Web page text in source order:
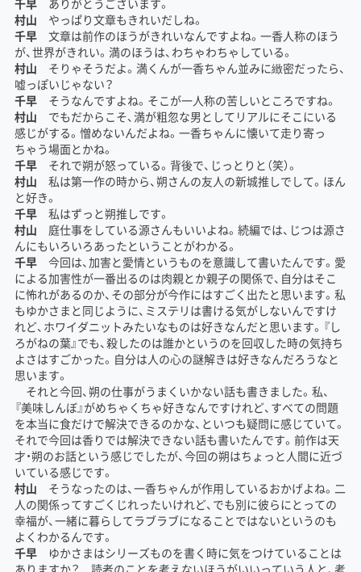
千早ありがとうございます。
村山 やっぱり文章もきれいだしね。
千早文章は前作のほうがきれいなんですよね。一香人称のほう
が、世界がきれい。満のほうは、わちゃわちゃしている。
村山 そりゃそうだよ。満くんが一香ちゃん並みに緻密だったら、
嘘っぽいじゃない？
千早そうなんですよね。そこが一人称の苦しいところですね。
村山 でもだからこそ、満が粗忽な男としてリアルにそこにいる
感じがする。憎めないんだよね。一香ちゃんに懐いて走り寄っ
ちゃう場面とかね。
千早それで朔が怒っている。背後で、じっとりと（笑）。
村山 私は第一作の時から、朔さんの友人の新城推しでして。ほん
と好き。
千早私はずっと朔推しです。
村山 庭仕事をしている源さんもいいよね。続編では、じつは源さ
んにもいろいろあったということがわかる。
千早今回は、加害と愛情というものを意識して書いたんです。愛
による加害性が一番出るのは肉親とか親子の関係で、自分はそこ
に怖れがあるのか、その部分が今作にはすごく出たと思います。私
もゆかさまと同じように、ミステリは書ける気がしないんですけ
れど、ホワイダニットみたいなものは好きなんだと思います。『し
ろがねの葉』でも、殺したのは誰かというのを回収した時の気持ち
よさはすごかった。自分は人の心の謎解きは好きなんだろうなと
思います。
それと今回、朔の仕事がうまくいかない話も書きました。私、
『美味しんぼ』がめちゃくちゃ好きなんですけれど、すべての問題
を本当に食だけで解決できるのかな、といつも疑問に感じていて。
それで今回は香りでは解決できない話も書いたんです。前作は天
才・朔のお話という感じでしたが、今回の朔はちょっと人間に近づ
いている感じです。
村山 そうなったのは、一香ちゃんが作用しているおかげよね。二
人の関係ってすごくじれったいけれど、でも別に彼らにとっての
幸福が、一緒に暮らしてラブラブになることではないというのも
よくわかるんです。
千早ゆかさまはシリーズものを書く時に気をつけていることは